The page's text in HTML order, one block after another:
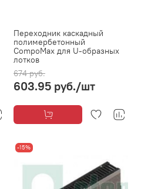
Переходник каскадный
полимербетонный
CompoMax для U-образных
лотков
674 руб.
603.95 руб./шт
-15%